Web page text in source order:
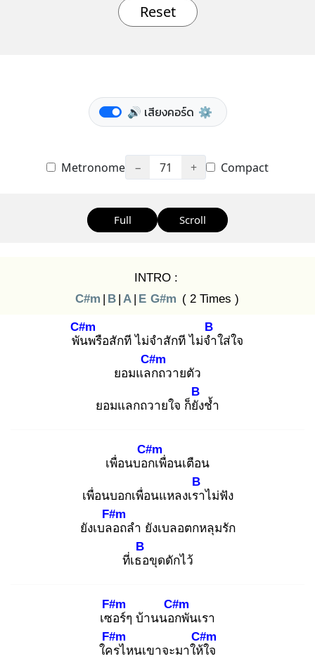
Reset
🔊 เสียงคอร์ด ⚙️
Metronome − 71 + Compact
Full Scroll
INTRO :
C#m | B | A | E G#m ( 2 Times )
พัน
C#m
พรือสักที ไม่จำสักที ไม่จำ
B
ใส่ใจ
ยอมแลก
C#m
ถวายตัว
ยอมแลกถวายใจ ก็ยัง
B
ช้ำ
เพื่อนบอก
C#m
เพื่อนเตือน
เพื่อนบอกเพื่อนแหลงเรา
B
ไม่ฟัง
ยังเบลอ
F#m
ถลำ ยังเบลอตกหลุมรัก
ที่เธอ
B
ขุดดักไว้
เซอ
F#m
ร์ๆ บ้านนอก
C#m
พันเรา
ใคร
F#m
ไหนเขาจะมาให้ใ
C#m
จ